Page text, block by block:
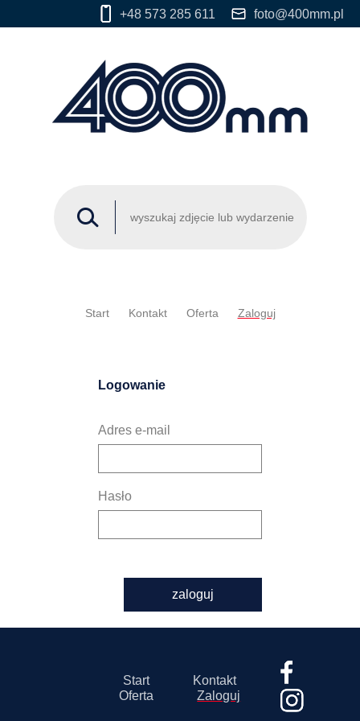
+48 573 285 611 foto@400mm.pl
Start Kontakt Oferta Zaloguj
Logowanie
Adres e-mail
Hasło
zaloguj
Start
Kontakt
Oferta
Zaloguj